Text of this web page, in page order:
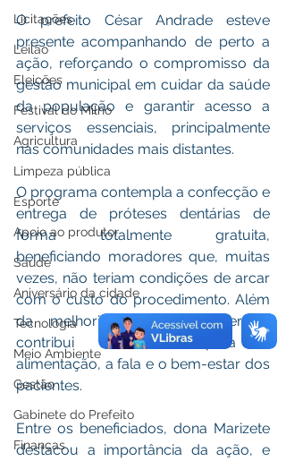
Licitações
Leilão
Eleições
Festival do Milho
Agricultura
Limpeza pública
Esporte
Apoio ao produtor
Saúde
Aniversário da cidade
Tecnologia
Meio Ambiente
Gestão
Gabinete do Prefeito
Finanças
O prefeito César Andrade esteve
presente acompanhando de perto a
ação, reforçando o compromisso da
gestão municipal em cuidar da saúde
da população e garantir acesso a
serviços essenciais, principalmente
nas comunidades mais distantes.
O programa contempla a confecção e
entrega de próteses dentárias de
forma totalmente gratuita,
beneficiando moradores que, muitas
vezes, não teriam condições de arcar
com o custo do procedimento. Além
da melhoria estética, o serviço
contribui diretamente para a
alimentação, a fala e o bem-estar dos
pacientes.
Entre os beneficiados, dona Marizete
destacou a importância da ação, e